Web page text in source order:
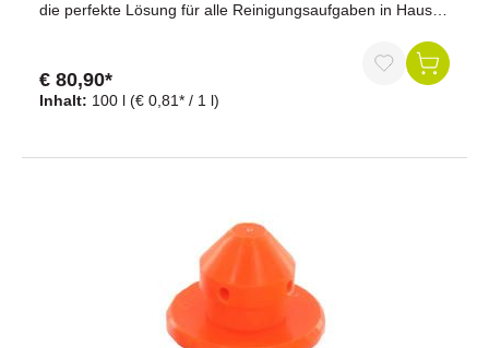
die perfekte Lösung für alle Reinigungsaufgaben in Haus,
100 Litern bietet sie ausreichend Platz für größere Mengen
hochwertigem, lebensmittelechtem Kunststoff, überzeugt
die Wanne durch hohe Elastizität und hervorragende
einsetzbar.Vorteile auf einen BlickHergestellt aus
lebensmittelechtem, robustem KunststoffHohe chemische
Beständigkeit und langlebige VerarbeitungGroßes
Fassungsvermögen von ca. 100 LiternIntegriertes Abfluss-
Set für einfachen WasserablaufVielseitig einsetzbar in
Milchküchen, Werkstätten oder landwirtschaftlichen
BetriebenPraktische Maße für einfache Handhabung und
Inhalt: 100 l (€ 0,81* / 1 l)
€ 80,90*